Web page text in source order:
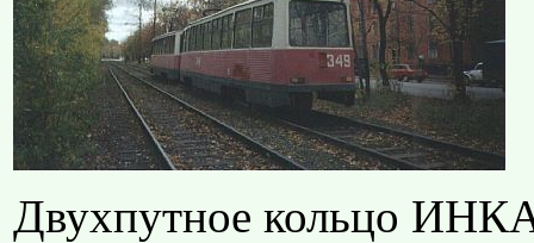
Двухпутное кольцо